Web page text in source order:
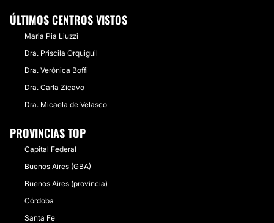
ÚLTIMOS CENTROS VISTOS
Maria Pia Liuzzi
Dra. Priscila Orquiguil
Dra. Verónica Boffi
Dra. Carla Zicavo
Dra. Micaela de Velasco
PROVINCIAS TOP
Capital Federal
Buenos Aires (GBA)
Buenos Aires (provincia)
Córdoba
Santa Fe